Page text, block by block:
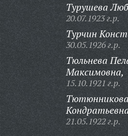
Турушева
20.07.1923 г.р.
Турчин
30.05.1926 г.р.
Тюльнева
Максимовна,
15.10.1921 г.р.
21.05.1922 г.р.